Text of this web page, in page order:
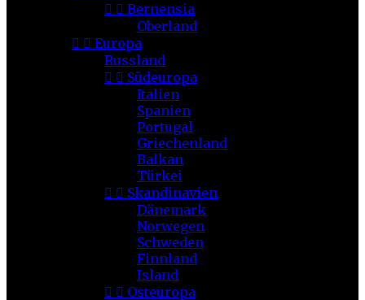
  Bernensia
Oberland
  Europa
Russland
  Südeuropa
Italien
Spanien
Portugal
Griechenland
Balkan
Türkei
  Skandinavien
Dänemark
Norwegen
Schweden
Finnland
Island
  Osteuropa